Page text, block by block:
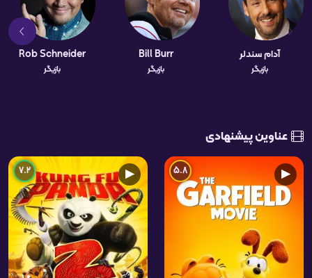
آدام سندلر
بازیگر
Bill Burr
بازیگر
Rob Schneider
بازیگر
عناوین پیشنهادی
▶
5.8
▶
7.2